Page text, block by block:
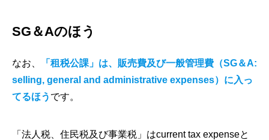
SG＆Aのほう
なお、
「租税公課」は、販売費及び一般管理費（SG＆A:
selling, general and administrative expenses）に入っ
てるほう です。
「法人税、住民税及び事業税」はcurrent tax expenseと